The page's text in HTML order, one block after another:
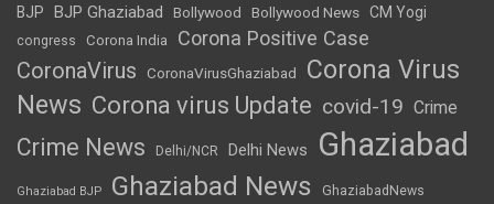
BJP BJP Ghaziabad Bollywood Bollywood News CM Yogi
congress Corona India Corona Positive Case
CoronaVirus CoronaVirusGhaziabad
Corona Virus
News Corona virus Update covid-19 Crime
Crime News Delhi/NCR Delhi News Ghaziabad
Ghaziabad BJP Ghaziabad News GhaziabadNews